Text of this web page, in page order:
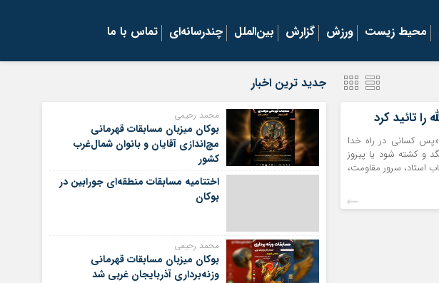
محیط زیست ورزش گزارش بین‌الملل چندرسانه‌ای تماس با ما
تائید کرد
کسانی در راه خدا
و کشته شود یا پیروز
استاد، سرور مقاومت،
جدید ترین اخبار
محمد رحیمی
بوکان میزبان مسابقات قهرمانی
مچ‌اندازی آقایان و بانوان شمال‌غرب
کشور
اختتامیه مسابقات منطقه‌ای جورابین در
بوکان
محمد رحیمی
بوکان میزبان مسابقات قهرمانی
وزنه‌برداری آذربایجان غربی شد